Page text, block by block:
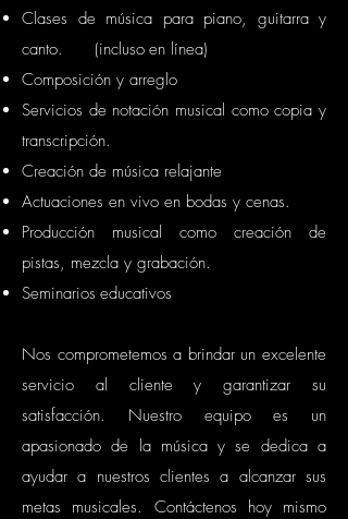
Clases de música para piano, guitarra y
canto.
(incluso en línea)
Composición y arreglo
Servicios de notación musical como copia y
transcripción.
Creación de música relajante
Actuaciones en vivo en bodas y cenas.
Producción musical como creación de
pistas, mezcla y grabación.
Seminarios educativos
Nos comprometemos a brindar un excelente
servicio al cliente y garantizar su
satisfacción. Nuestro equipo es un
apasionado de la música y se dedica a
ayudar a nuestros clientes a alcanzar sus
metas musicales. Contáctenos hoy mismo